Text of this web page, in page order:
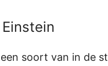
soort van in de